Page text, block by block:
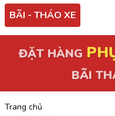
BÃI - THÁO XE
ĐẶT HÀNG
BÃI
Trang chủ